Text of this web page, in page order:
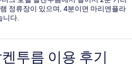
정류장이 있으며, 4분이면 마리엔플라
니다.
투름 이용 후기